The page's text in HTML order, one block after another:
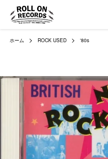
ホーム ROCK USED '80s